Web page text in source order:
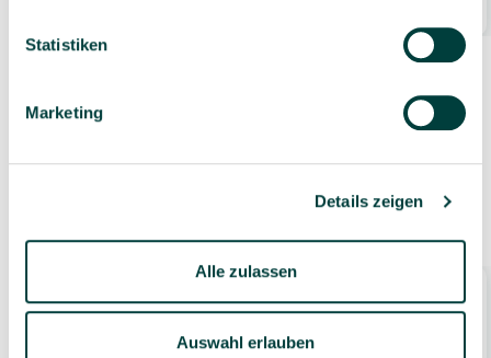
Statistiken
Marketing
Details zeigen
Alle zulassen
Auswahl erlauben